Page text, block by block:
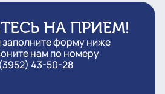
НА ПРИЕМ!
заполните форму ниже
нам по номеру
43-50-28